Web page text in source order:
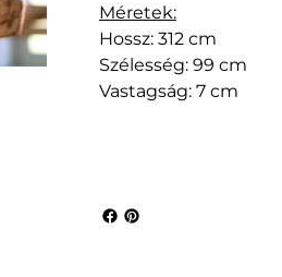
Méretek:
Hossz: 312 cm
Szélesség: 99 cm
Vastagság: 7 cm